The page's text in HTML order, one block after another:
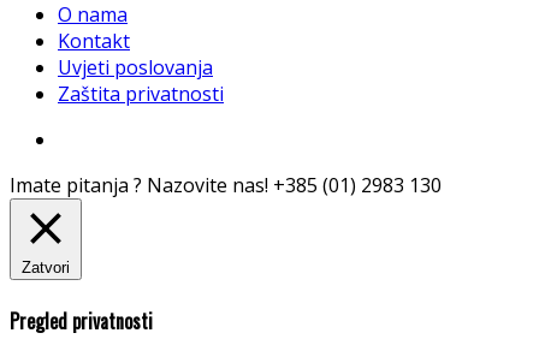
O nama
Kontakt
Uvjeti poslovanja
Zaštita privatnosti
Imate pitanja ? Nazovite nas! +385 (01) 2983 130
Zatvori
Pregled privatnosti